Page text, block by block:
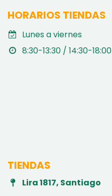
HORARIOS TIENDAS
Lunes a viernes
8:30-13:30 / 14:30-18:00
TIENDAS
Lira 1817, Santiago